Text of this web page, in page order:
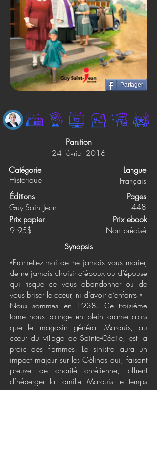
Partager
Parution
24 février 2016
Catégorie
Historique
Langue
Français
Éditions
Guy Saint-Jean
Pages
448
Prix papier
Prix ebook
9.95$
Non précisé
Synopsis
«Promettez-moi de ne jamais vous marier,
de ne jamais choisir d’époux ou d’épouse
qui risque de vous abandonner ou de
vous briser le cœur, ni d’avoir d’enfants.»
Nous sommes en 1938. Ce troisième
tome nous plonge en plein drame alors
que le magasin général Marquis, au
cœur du village de Sainte-Cécile, est la
proie des flammes. Le sinistre aura un
impact majeur sur les Gélinas qui, faisant
preuve de charité chrétienne, offrent
d’héberger la famille Marquis le temps
que le commerce se reconstruise. La